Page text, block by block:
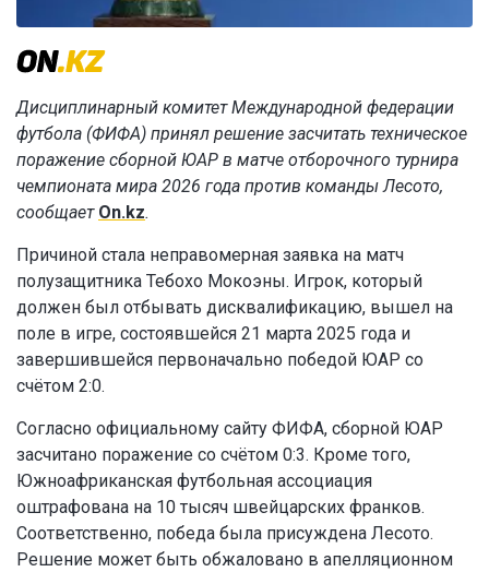
Дисциплинарный комитет Международной федерации
футбола (ФИФА) принял решение засчитать техническое
поражение сборной ЮАР в матче отборочного турнира
чемпионата мира 2026 года против команды Лесото,
сообщает On.kz.
Причиной стала неправомерная заявка на матч
полузащитника Тебохо Мокоэны. Игрок, который
должен был отбывать дисквалификацию, вышел на
поле в игре, состоявшейся 21 марта 2025 года и
завершившейся первоначально победой ЮАР со
счётом 2:0.
Согласно официальному сайту ФИФА, сборной ЮАР
засчитано поражение со счётом 0:3. Кроме того,
Южноафриканская футбольная ассоциация
оштрафована на 10 тысяч швейцарских франков.
Соответственно, победа была присуждена Лесото.
Решение может быть обжаловано в апелляционном